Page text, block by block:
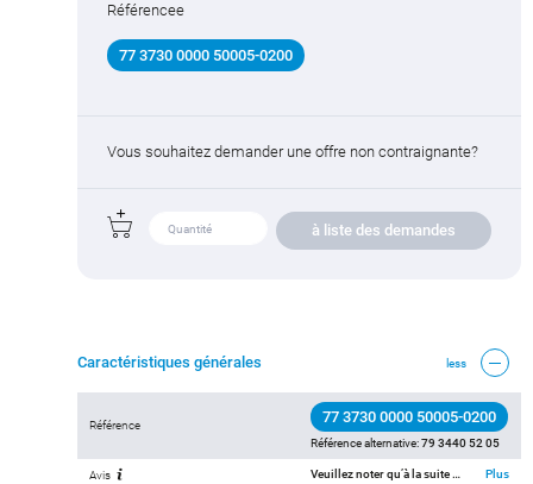
Référencee
77 3730 0000 50005-0200
Vous souhaitez demander une offre non contraignante?
à liste des demandes
Caractéristiques générales less
Référence 77 3730 0000 50005-0200
Référence alternative:79 3440 52 05
Avis Veuillez noter qu’à la suite du passage de l’ancien au nouveau numéro de commande, des écarts sont possibles dans les spécifications techniques. Pour des informations détaillées sur le produit, veuillez utiliser l’option « Contacter le service client » en haut à droite. Plus